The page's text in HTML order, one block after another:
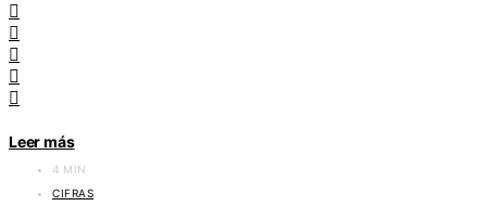
Leer más
4 MIN
CIFRAS